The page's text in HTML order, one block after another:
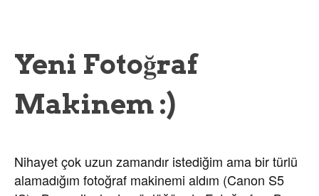
Yeni Fotoğraf
Makinem :)
Nihayet çok uzun zamandır istediğim ama bir türlü
alamadığım fotoğraf makinemi aldım (Canon S5